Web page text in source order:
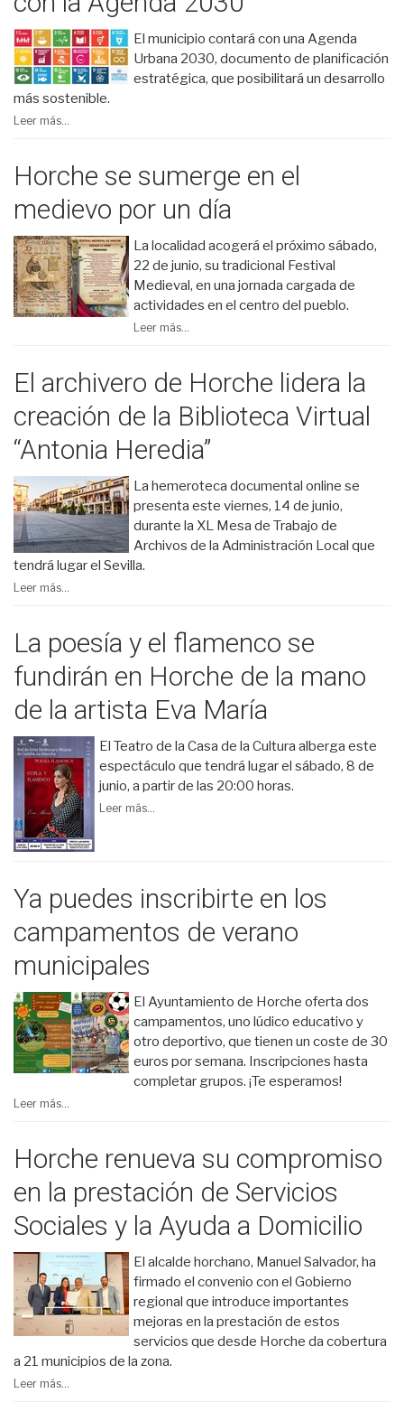
El municipio contará con una Agenda
Urbana 2030, documento de planificación
estratégica, que posibilitará un desarrollo
más sostenible.
Leer más...
Horche se sumerge en el
medievo por un día
La localidad acogerá el próximo sábado,
22 de junio, su tradicional Festival
Medieval, en una jornada cargada de
actividades en el centro del pueblo.
Leer más...
El archivero de Horche lidera la
creación de la Biblioteca Virtual
“Antonia Heredia”
La hemeroteca documental online se
presenta este viernes, 14 de junio,
durante la XL Mesa de Trabajo de
Archivos de la Administración Local que
tendrá lugar el Sevilla.
Leer más...
La poesía y el flamenco se
fundirán en Horche de la mano
de la artista Eva María
El Teatro de la Casa de la Cultura alberga este
espectáculo que tendrá lugar el sábado, 8 de
junio, a partir de las 20:00 horas.
Leer más...
Ya puedes inscribirte en los
campamentos de verano
municipales
El Ayuntamiento de Horche oferta dos
campamentos, uno lúdico educativo y
otro deportivo, que tienen un coste de 30
euros por semana. Inscripciones hasta
completar grupos. ¡Te esperamos!
Leer más...
Horche renueva su compromiso
en la prestación de Servicios
Sociales y la Ayuda a Domicilio
El alcalde horchano, Manuel Salvador, ha
firmado el convenio con el Gobierno
regional que introduce importantes
mejoras en la prestación de estos
servicios que desde Horche da cobertura
a 21 municipios de la zona.
Leer más...